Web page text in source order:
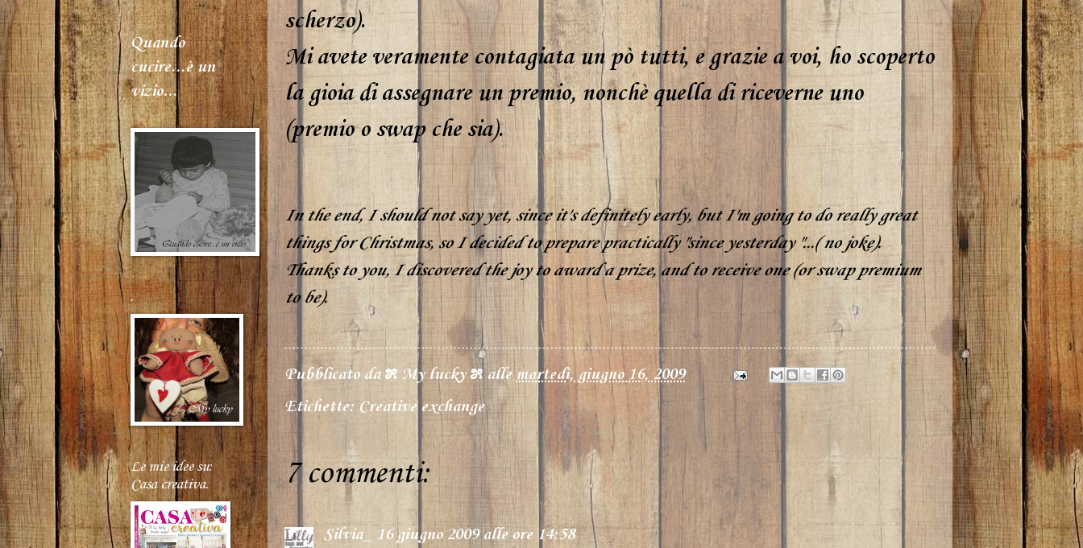
scherzo).
Mi avete veramente contagiata un pò tutti, e grazie a voi, ho scoperto
la gioia di assegnare un premio, nonchè quella di riceverne uno
(premio o swap che sia).
In the end, I should not say yet, since it's definitely early, but I'm going to do really great
things for Christmas, so I decided to prepare practically "since yesterday "...( no joke).
Thanks to you, I discovered the joy to award a prize, and to receive one (or swap premium
to be).
Pubblicato da ೫ My lucky ೫ allemartedì, giugno 16, 2009
Etichette: Creative exchange
7 commenti:
Silvia_
16 giugno 2009 alle ore 14:58
Quando
cucire...è un
vizio...
.
Le mie idee su:
Casa creativa.